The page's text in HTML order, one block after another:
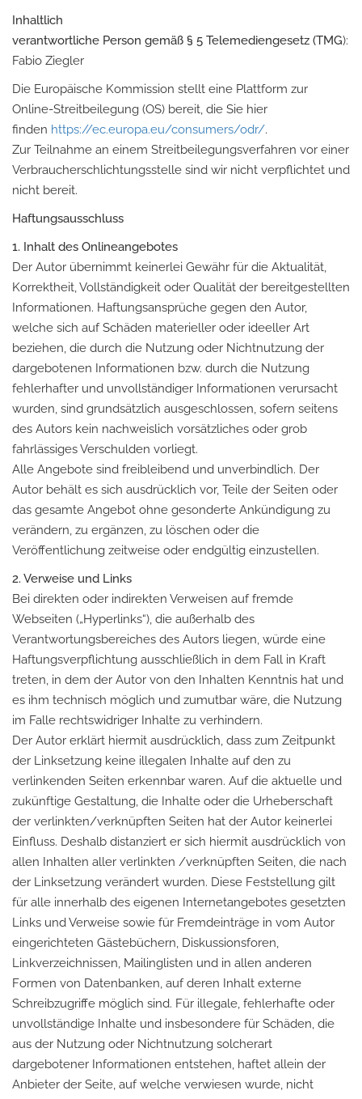
Inhaltlich
verantwortliche Person gemäß § 5 Telemediengesetz (TMG):
Fabio Ziegler
Die Europäische Kommission stellt eine Plattform zur
Online-Streitbeilegung (OS) bereit, die Sie hier
finden https://ec.europa.eu/consumers/odr/.
Zur Teilnahme an einem Streitbeilegungsverfahren vor einer
Verbraucherschlichtungsstelle sind wir nicht verpflichtet und
nicht bereit.
Haftungsausschluss
1. Inhalt des Onlineangebotes
Der Autor übernimmt keinerlei Gewähr für die Aktualität,
Korrektheit, Vollständigkeit oder Qualität der bereitgestellten
Informationen. Haftungsansprüche gegen den Autor,
welche sich auf Schäden materieller oder ideeller Art
beziehen, die durch die Nutzung oder Nichtnutzung der
dargebotenen Informationen bzw. durch die Nutzung
fehlerhafter und unvollständiger Informationen verursacht
wurden, sind grundsätzlich ausgeschlossen, sofern seitens
des Autors kein nachweislich vorsätzliches oder grob
fahrlässiges Verschulden vorliegt.
Alle Angebote sind freibleibend und unverbindlich. Der
Autor behält es sich ausdrücklich vor, Teile der Seiten oder
das gesamte Angebot ohne gesonderte Ankündigung zu
verändern, zu ergänzen, zu löschen oder die
Veröffentlichung zeitweise oder endgültig einzustellen.
2. Verweise und Links
Bei direkten oder indirekten Verweisen auf fremde
Webseiten („Hyperlinks“), die außerhalb des
Verantwortungsbereiches des Autors liegen, würde eine
Haftungsverpflichtung ausschließlich in dem Fall in Kraft
treten, in dem der Autor von den Inhalten Kenntnis hat und
es ihm technisch möglich und zumutbar wäre, die Nutzung
im Falle rechtswidriger Inhalte zu verhindern.
Der Autor erklärt hiermit ausdrücklich, dass zum Zeitpunkt
der Linksetzung keine illegalen Inhalte auf den zu
verlinkenden Seiten erkennbar waren. Auf die aktuelle und
zukünftige Gestaltung, die Inhalte oder die Urheberschaft
der verlinkten/verknüpften Seiten hat der Autor keinerlei
Einfluss. Deshalb distanziert er sich hiermit ausdrücklich von
allen Inhalten aller verlinkten /verknüpften Seiten, die nach
der Linksetzung verändert wurden. Diese Feststellung gilt
für alle innerhalb des eigenen Internetangebotes gesetzten
Links und Verweise sowie für Fremdeinträge in vom Autor
eingerichteten Gästebüchern, Diskussionsforen,
Linkverzeichnissen, Mailinglisten und in allen anderen
Formen von Datenbanken, auf deren Inhalt externe
Schreibzugriffe möglich sind. Für illegale, fehlerhafte oder
unvollständige Inhalte und insbesondere für Schäden, die
aus der Nutzung oder Nichtnutzung solcherart
dargebotener Informationen entstehen, haftet allein der
Anbieter der Seite, auf welche verwiesen wurde, nicht